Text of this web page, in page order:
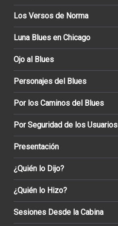
Los Versos de Norma
Luna Blues en Chicago
Ojo al Blues
Personajes del Blues
Por los Caminos del Blues
Por Seguridad de los Usuarios
Presentación
¿Quién lo Dijo?
¿Quién lo Hizo?
Sesiones Desde la Cabina